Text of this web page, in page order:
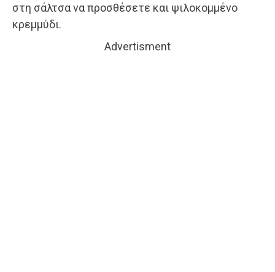
στη σάλτσα να προσθέσετε και ψιλοκομμένο
κρεμμύδι.
Advertisment